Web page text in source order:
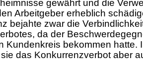
gewährt und die
Arbeitgeber erheblich
bejahte zwar die
da der
Kundenkreis bekommen hatte.
das Konkurrenzverbot aber